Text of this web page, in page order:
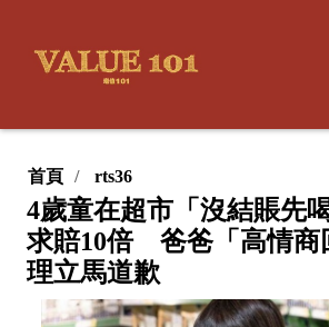
首頁 rts36
4歲童在超市「沒結賬先
求賠10倍 爸爸「高情商
理立馬道歉